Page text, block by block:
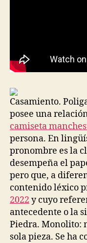
Casamiento.
posee una
camiseta
persona. En
pronombre es la
desempeña el
pero que, a
contenido léxico
2022 y cuyo
antecedente o la
Piedra. Monolito:
sola pieza. Se ha